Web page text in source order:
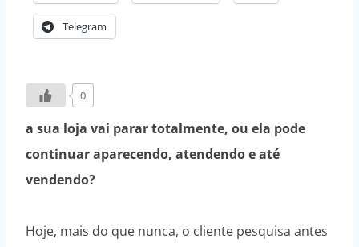
Telegram
0
a sua loja vai parar totalmente, ou ela pode
continuar aparecendo, atendendo e até
vendendo?
Hoje, mais do que nunca, o cliente pesquisa antes